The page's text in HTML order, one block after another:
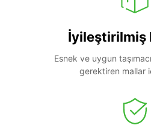
İyileştirilmiş
Esnek ve uygun
gerektiren mallar